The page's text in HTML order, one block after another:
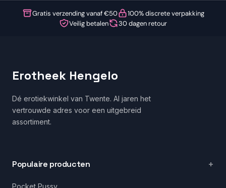
Gratis verzending vanaf €50
100% discrete verpakking
Veilig betalen
30 dagen retour
Erotheek Hengelo
Dé erotiekwinkel van Twente. Al jaren het
vertrouwde adres voor een uitgebreid
assortiment.
Populaire producten